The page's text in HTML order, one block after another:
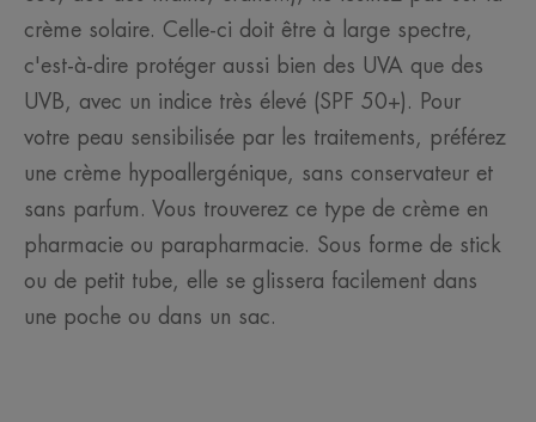
crème solaire. Celle-ci doit être à large spectre,
c'est-à-dire protéger aussi bien des UVA que des
UVB, avec un indice très élevé (SPF 50+). Pour
votre peau sensibilisée par les traitements, préférez
une crème hypoallergénique, sans conservateur et
sans parfum. Vous trouverez ce type de crème en
pharmacie ou parapharmacie. Sous forme de stick
ou de petit tube, elle se glissera facilement dans
une poche ou dans un sac.